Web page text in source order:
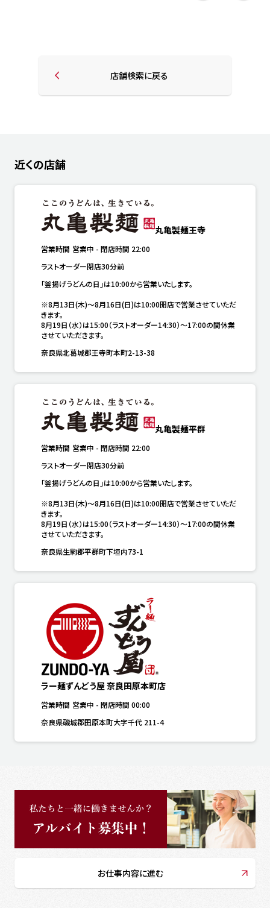
店舗検索に戻る
近くの店舗
丸亀製麺王寺
営業時間 営業中 - 閉店時間 22:00
ラストオーダー閉店30分前
「釜揚げうどんの日」は10:00から営業いたします。
※8月13日(木)～8月16日(日)は10:00開店で営業させていただ
きます。
8月19日（水）は15:00（ラストオーダー14:30）～17:00の間休業
させていただきます。
奈良県北葛城郡王寺町本町2-13-38
丸亀製麺平群
営業時間 営業中 - 閉店時間 22:00
ラストオーダー閉店30分前
「釜揚げうどんの日」は10:00から営業いたします。
※8月13日(木)～8月16日(日)は10:00開店で営業させていただ
きます。
8月19日（水）は15:00（ラストオーダー14:30）～17:00の間休業
させていただきます。
奈良県生駒郡平群町下垣内73-1
ラー麺ずんどう屋 奈良田原本町店
営業時間 営業中 - 閉店時間 00:00
奈良県磯城郡田原本町大字千代 211-4
お仕事内容に進む